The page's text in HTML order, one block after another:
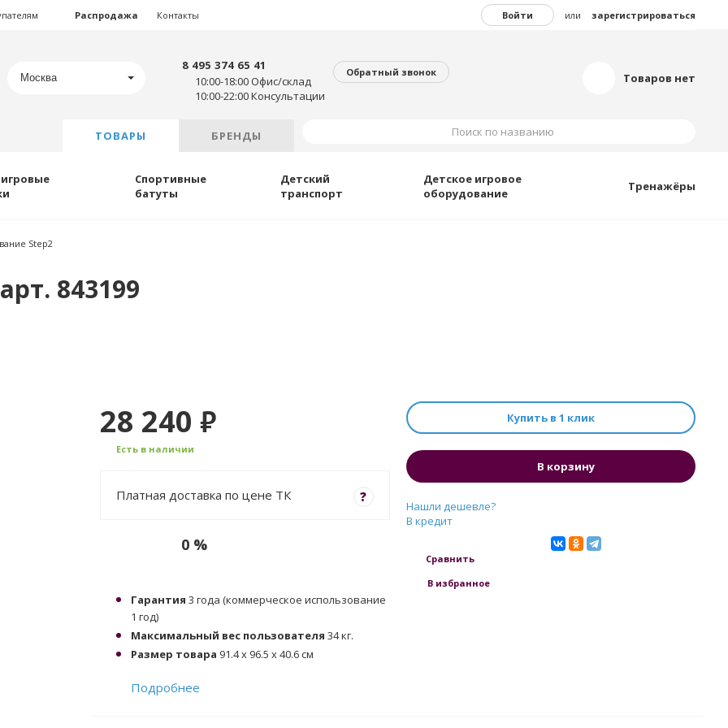
Войти или зарегистрироваться
Распродажа Контакты
Москва Товаров нет
8 495 374 65 41
10:00-18:00 Офис/склад
10:00-22:00 Консультации
Обратный звонок
ТОВАРЫ БРЕНДЫ Поиск по названию
Спортивные
батуты
Детский
транспорт
Детское игровое
оборудование
Тренажёры
Step2
843199
28 240 ₽
Есть в наличии
?
Платная доставка по цене ТК
0 %
Купить в 1 клик
В корзину
Нашли дешевле?
В кредит
Сравнить
В избранное
Гарантия 3 года (коммерческое использование
1 год)
Максимальный вес пользователя 34 кг.
Размер товара 91.4 x 96.5 x 40.6 см
Подробнее